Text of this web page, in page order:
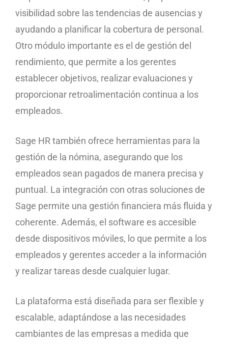
visibilidad sobre las tendencias de ausencias y
ayudando a planificar la cobertura de personal.
Otro módulo importante es el de gestión del
rendimiento, que permite a los gerentes
establecer objetivos, realizar evaluaciones y
proporcionar retroalimentación continua a los
empleados.
Sage HR también ofrece herramientas para la
gestión de la nómina, asegurando que los
empleados sean pagados de manera precisa y
puntual. La integración con otras soluciones de
Sage permite una gestión financiera más fluida y
coherente. Además, el software es accesible
desde dispositivos móviles, lo que permite a los
empleados y gerentes acceder a la información
y realizar tareas desde cualquier lugar.
La plataforma está diseñada para ser flexible y
escalable, adaptándose a las necesidades
cambiantes de las empresas a medida que